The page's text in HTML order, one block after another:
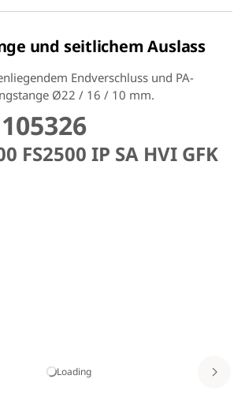
und seitlichem Auslass
Endverschluss und PA-
Ø22 / 16 / 10 mm.
FS2500 IP SA HVI GFK
Loading